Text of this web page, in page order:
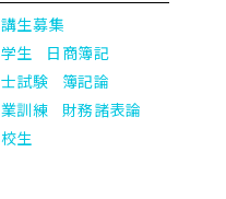
生募集
学生
日商簿記
試験
簿記論
訓練
財務諸表論
生